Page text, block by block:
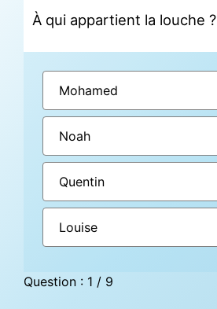
À qui appartient la louche ?
Mohamed
Noah
Quentin
Louise
Question : 1 / 9